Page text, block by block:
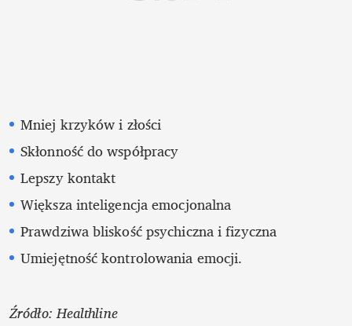
Mniej krzyków i złości
Skłonność do współpracy
Lepszy kontakt
Większa inteligencja emocjonalna
Prawdziwa bliskość psychiczna i fizyczna
Umiejętność kontrolowania emocji.
Źródło: Healthline